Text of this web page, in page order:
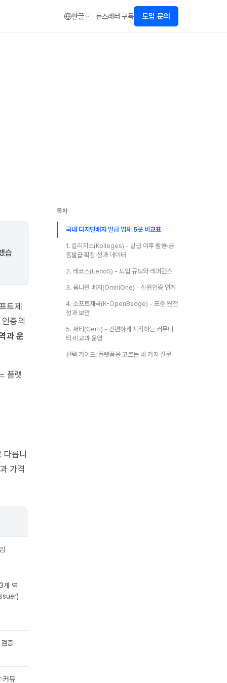
한글 뉴스레터 구독 도입 문의
습
트제
증의
과 운
플랫
릅니
가격
개 역
증
커뮤
목차
국내 디지털배지 발급 업체 5곳 비교표
1. 칼리지스(Kolleges) - 발급 이후 활용·공
동발급 확장·성과 데이터
2. 레코스(LecoS) - 도입 규모와 레퍼런스
3. 옴니원 배지(OmniOne) - 신원인증 연계
4. 소프트제국(K-OpenBadge) - 표준 완전
성과 보안
5. 써티(Certi) - 간편하게 시작하는 커뮤니
티·비교과 운영
선택 가이드: 플랫폼을 고르는 네 가지 질문